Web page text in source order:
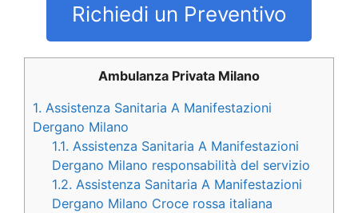
Richiedi un Preventivo
Ambulanza Privata Milano
1. Assistenza Sanitaria A Manifestazioni
Dergano Milano
1.1. Assistenza Sanitaria A Manifestazioni
Dergano Milano responsabilità del servizio
1.2. Assistenza Sanitaria A Manifestazioni
Dergano Milano Croce rossa italiana